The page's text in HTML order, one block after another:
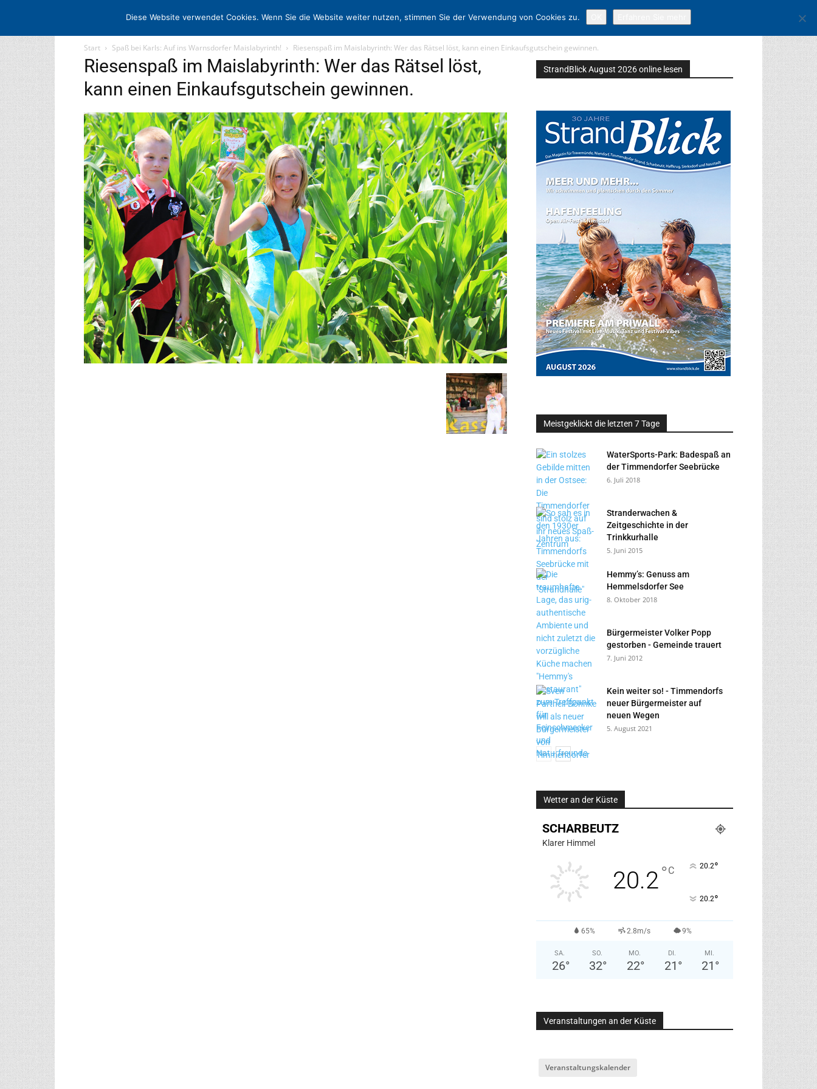
STARTSEITE ARCHIV MEDIADATEN KONTAKT
Start Spaß bei Karls: Auf ins Warnsdorfer Maislabyrinth! Riesenspaß im Maislabyrinth: Wer das Rätsel löst, kann einen Einkaufsgutschein gewinnen.
Riesenspaß im Maislabyrinth: Wer das Rätsel löst,
kann einen Einkaufsgutschein gewinnen.
StrandBlick August 2026 online lesen
Meistgeklickt die letzten 7 Tage
WaterSports-Park: Badespaß an
der Timmendorfer Seebrücke
6. Juli 2018
Stranderwachen &
Zeitgeschichte in der
Trinkkurhalle
5. Juni 2015
Hemmy’s: Genuss am
Hemmelsdorfer See
8. Oktober 2018
Bürgermeister Volker Popp
gestorben - Gemeinde trauert
7. Juni 2012
Kein weiter so! - Timmendorfs
neuer Bürgermeister auf
neuen Wegen
5. August 2021
Wetter an der Küste
SCHARBEUTZ
Klarer Himmel
20.2°C 20.2°
20.2°
65% 2.8m/s 9%
SA.
26°
SO.
32°
MO.
22°
DI.
21 °
MI.
21 °
Veranstaltungen an der Küste
Veranstaltungskalender
Diese Website verwendet Cookies. Wenn Sie die Website weiter nutzen, stimmen Sie der Verwendung von Cookies zu.